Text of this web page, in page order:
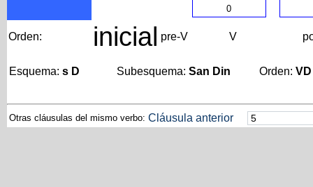
0
Orden: inicial pre-V V
Esquema: s D Subesquema: San Din Orden: VD
Otras cláusulas del mismo verbo: Cláusula anterior